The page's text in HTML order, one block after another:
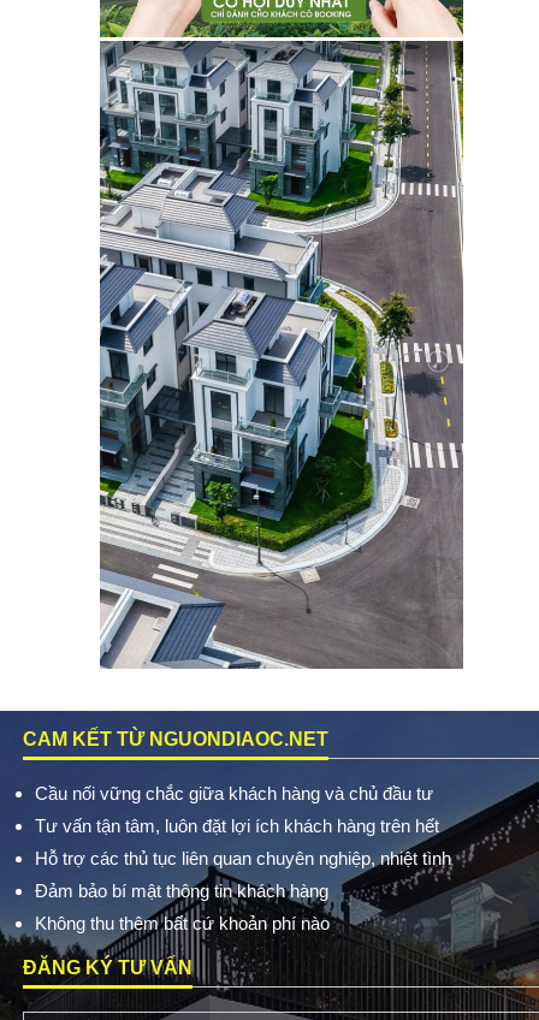
CAM KẾT TỪ NGUONDIAOC.NET
Cầu nối vững chắc giữa khách hàng và chủ đầu tư
Tư vấn tận tâm, luôn đặt lợi ích khách hàng trên hết
Hỗ trợ các thủ tục liên quan chuyên nghiệp, nhiệt tình
Đảm bảo bí mật thông tin khách hàng
Không thu thêm bất cứ khoản phí nào
ĐĂNG KÝ TƯ VẤN